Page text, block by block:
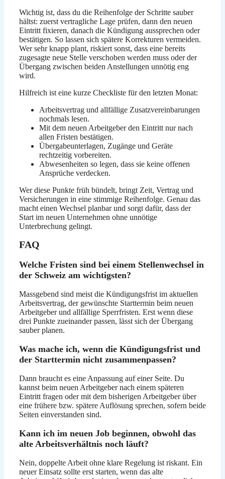
Wichtig ist, dass du die Reihenfolge der Schritte sauber
hältst: zuerst vertragliche Lage prüfen, dann den neuen
Eintritt fixieren, danach die Kündigung aussprechen oder
bestätigen. So lassen sich spätere Korrekturen vermeiden.
Wer sehr knapp plant, riskiert sonst, dass eine bereits
zugesagte neue Stelle verschoben werden muss oder der
Übergang zwischen beiden Anstellungen unnötig eng
wird.
Hilfreich ist eine kurze Checkliste für den letzten Monat:
Arbeitsvertrag und allfällige Zusatzvereinbarungen
nochmals lesen.
Mit dem neuen Arbeitgeber den Eintritt nur nach
allen Fristen bestätigen.
Übergabeunterlagen, Zugänge und Geräte
rechtzeitig vorbereiten.
Abwesenheiten so legen, dass sie keine offenen
Ansprüche verdecken.
Wer diese Punkte früh bündelt, bringt Zeit, Vertrag und
Versicherungen in eine stimmige Reihenfolge. Genau das
macht einen Wechsel planbar und sorgt dafür, dass der
Start im neuen Unternehmen ohne unnötige
Unterbrechung gelingt.
FAQ
Welche Fristen sind bei einem Stellenwechsel in
der Schweiz am wichtigsten?
Massgebend sind meist die Kündigungsfrist im aktuellen
Arbeitsvertrag, der gewünschte Starttermin beim neuen
Arbeitgeber und allfällige Sperrfristen. Erst wenn diese
drei Punkte zueinander passen, lässt sich der Übergang
sauber planen.
Was mache ich, wenn die Kündigungsfrist und
der Starttermin nicht zusammenpassen?
Dann braucht es eine Anpassung auf einer Seite. Du
kannst beim neuen Arbeitgeber nach einem späteren
Eintritt fragen oder mit dem bisherigen Arbeitgeber über
eine frühere bzw. spätere Auflösung sprechen, sofern beide
Seiten einverstanden sind.
Kann ich im neuen Job beginnen, obwohl das
alte Arbeitsverhältnis noch läuft?
Nein, doppelte Arbeit ohne klare Regelung ist riskant. Ein
neuer Einsatz sollte erst starten, wenn das alte